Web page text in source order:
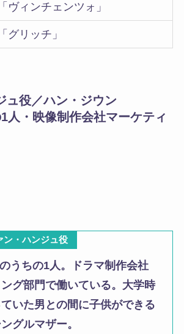
「ヴィンチェンツォ」
「グリッチ」
ュ役／ハン・ジウン
・映像制作会社マーケティ
ン・ハンジュ役
うちの1人。ドラマ制作会社
グ部門で働いている。大学時
いた男との間に子供ができる
グルマザー。